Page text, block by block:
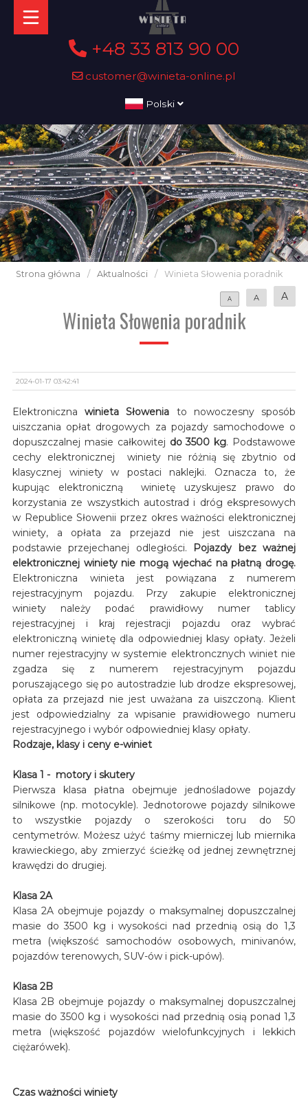
+48 33 813 90 00
customer@winieta-online.pl
Polski
Strona główna / Aktualności / Winieta Słowenia poradnik
A A A
Winieta Słowenia poradnik
2024-01-17 03:42:41
Elektronicznawinieta Słowenia to nowoczesny sposób
uiszczania opłat drogowych za pojazdy samochodowe o
dopuszczalnej masie całkowitej do 3500 kg. Podstawowe
cechy elektronicznej winiety nie różnią się zbytnio od
klasycznej winiety w postaci naklejki. Oznacza to, że
kupując elektroniczną winietę uzyskujesz prawo do
korzystania ze wszystkich autostrad i dróg ekspresowych
w Republice Słowenii przez okres ważności elektronicznej
winiety, a opłata za przejazd nie jest uiszczana na
podstawie przejechanej odległości. Pojazdy bez ważnej
elektronicznej winiety nie mogą wjechać na płatną drogę.
Elektroniczna winieta jest powiązana z numerem
rejestracyjnym pojazdu. Przy zakupie elektronicznej
winiety należy podać prawidłowy numer tablicy
rejestracyjnej i kraj rejestracji pojazdu oraz wybrać
elektroniczną winietę dla odpowiedniej klasy opłaty. Jeżeli
numer rejestracyjny w systemie elektroncznych winiet nie
zgadza się z numerem rejestracyjnym pojazdu
poruszającego się po autostradzie lub drodze ekspresowej,
opłata za przejazd nie jest uważana za uiszczoną. Klient
jest odpowiedzialny za wpisanie prawidłowego numeru
rejestracyjnego i wybór odpowiedniej klasy opłaty.
Rodzaje, klasy i ceny e-winiet
Klasa 1 - motory i skutery
Pierwsza klasa płatna obejmuje jednośladowe pojazdy
silnikowe (np. motocykle). Jednotorowe pojazdy silnikowe
to wszystkie pojazdy o szerokości toru do 50
centymetrów. Możesz użyć taśmy mierniczej lub miernika
krawieckiego, aby zmierzyć ścieżkę od jednej zewnętrznej
krawędzi do drugiej.
Klasa 2A
Klasa 2A obejmuje pojazdy o maksymalnej dopuszczalnej
masie do 3500 kg i wysokości nad przednią osią do 1,3
metra (większość samochodów osobowych, minivanów,
pojazdów terenowych, SUV-ów i pick-upów).
Klasa 2B
Klasa 2B obejmuje pojazdy o maksymalnej dopuszczalnej
masie do 3500 kg i wysokości nad przednią osią ponad 1,3
metra (większość pojazdów wielofunkcyjnych i lekkich
ciężarówek).
Czas ważności winiety